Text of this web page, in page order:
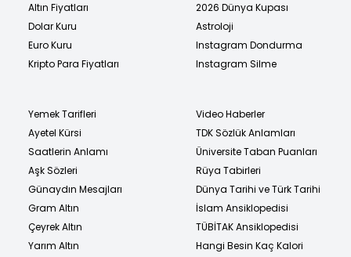
Altın Fiyatları
Dolar Kuru
Euro Kuru
Kripto Para Fiyatları
2026 Dünya Kupası
Astroloji
Instagram Dondurma
Instagram Silme
Yemek Tarifleri
Ayetel Kürsi
Saatlerin Anlamı
Aşk Sözleri
Günaydın Mesajları
Gram Altın
Çeyrek Altın
Yarım Altın
Video Haberler
TDK Sözlük Anlamları
Üniversite Taban Puanları
Rüya Tabirleri
Dünya Tarihi ve Türk Tarihi
İslam Ansiklopedisi
TÜBİTAK Ansiklopedisi
Hangi Besin Kaç Kalori